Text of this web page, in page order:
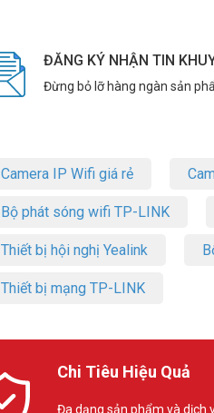
ĐĂNG KÝ NHẬN TIN
Đừng bỏ lỡ hàng ngàn sản
Camera IP Wifi giá rẻ
Bộ phát sóng wifi TP-LINK
Thiết bị hội nghị Yealink
Thiết bị mạng TP-LINK
Chi Tiêu Hiệu Quả
Đa dạng sản phẩm và dịch